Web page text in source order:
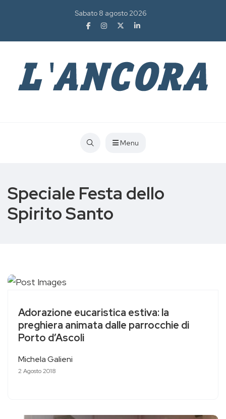
Sabato 8 agosto 2026
Menu
Speciale Festa dello
Spirito Santo
Adorazione eucaristica estiva: la
preghiera animata dalle parrocchie di
Porto d’Ascoli
Michela Galieni
2 Agosto 2018